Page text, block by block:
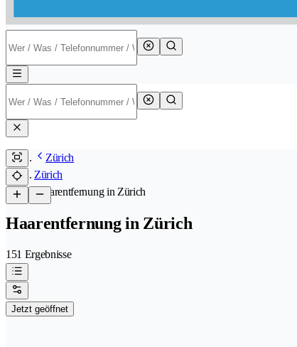
Zürich
Zürich
/Haarentfernung in Zürich
Haarentfernung in Zürich
151 Ergebnisse
Jetzt geöffnet